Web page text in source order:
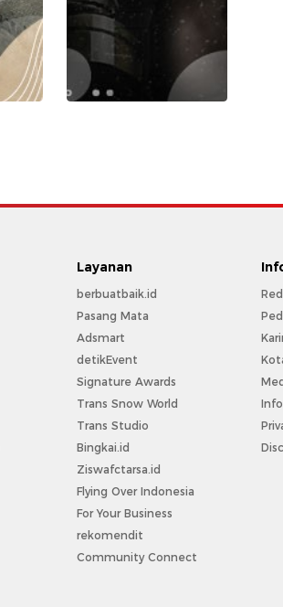
Layanan
berbuatbaik.id
Pasang Mata
Adsmart
detikEvent
Signature Awards
Trans Snow World
Trans Studio
Bingkai.id
Ziswafctarsa.id
Flying Over Indonesia
For Your Business
rekomendit
Community Connect